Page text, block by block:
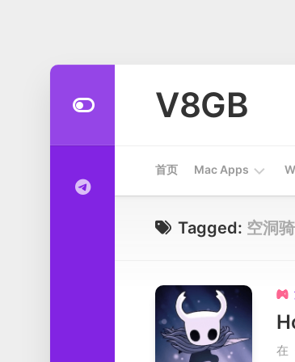
V8GB
首页 Mac Apps
Apps
工
具
系
统
Tagged: 空洞

在